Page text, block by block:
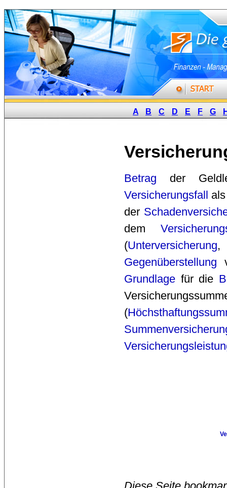
A B C D E F G
Betrag der
Versicherungsfall
der
dem
(Unterversicherung,
Gegenüberstellung
Grundlage für die
(